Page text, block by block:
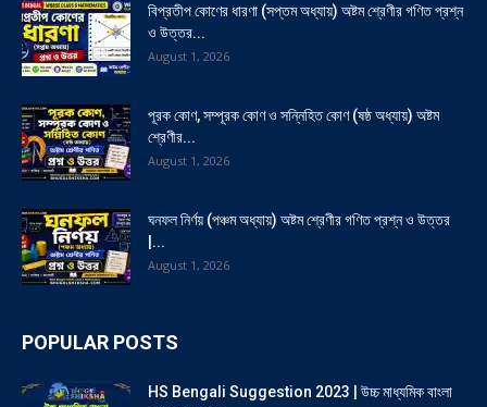
বিপ্রতীপ কোণের ধারণা (সপ্তম অধ্যায়) অষ্টম শ্রেণীর গণিত প্রশ্ন
ও উত্তর...
August 1, 2026
পূরক কোণ, সম্পূরক কোণ ও সন্নিহিত কোণ (ষষ্ঠ অধ্যায়) অষ্টম
শ্রেণীর...
August 1, 2026
ঘনফল নির্ণয় (পঞ্চম অধ্যায়) অষ্টম শ্রেণীর গণিত প্রশ্ন ও উত্তর
|...
August 1, 2026
POPULAR POSTS
HS Bengali Suggestion 2023 | উচ্চ মাধ্যমিক বাংলা